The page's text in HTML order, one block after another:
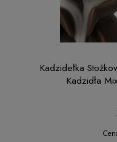
Kadzidełka
Kadzidła